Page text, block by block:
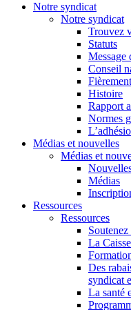
Notre syndicat
Notre syndicat
Trouvez
Statuts
Message
Conseil
Histoire
Rapport
Normes
Médias et nouvelles
Médias et
Médias
Ressources
Ressources
La
Des
syndicat
La santé